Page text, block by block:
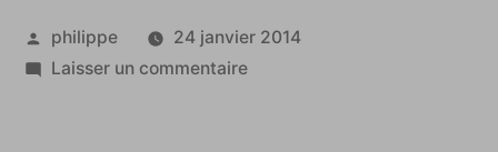
Publié
par
philippe
24 janvier 2014
Laisser un commentairesur